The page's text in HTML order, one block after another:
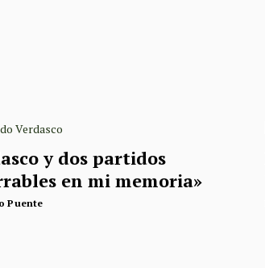
y dos partidos
en mi memoria»
Puente